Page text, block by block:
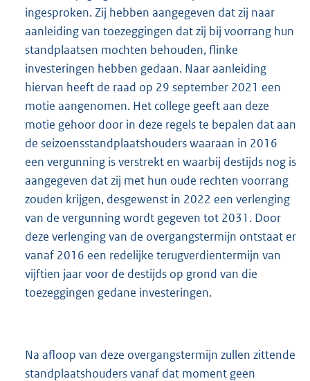
ingesproken. Zij hebben aangegeven dat zij naar
aanleiding van toezeggingen dat zij bij voorrang hun
standplaatsen mochten behouden, flinke
investeringen hebben gedaan. Naar aanleiding
hiervan heeft de raad op 29 september 2021 een
motie aangenomen. Het college geeft aan deze
motie gehoor door in deze regels te bepalen dat aan
de seizoensstandplaatshouders waaraan in 2016
een vergunning is verstrekt en waarbij destijds nog is
aangegeven dat zij met hun oude rechten voorrang
zouden krijgen, desgewenst in 2022 een verlenging
van de vergunning wordt gegeven tot 2031. Door
deze verlenging van de overgangstermijn ontstaat er
vanaf 2016 een redelijke terugverdientermijn van
vijftien jaar voor de destijds op grond van die
toezeggingen gedane investeringen.
Na afloop van deze overgangstermijn zullen zittende
standplaatshouders vanaf dat moment geen